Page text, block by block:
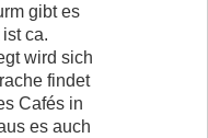
gibt es
ca.
wird sich
findet
Cafés in
es auch